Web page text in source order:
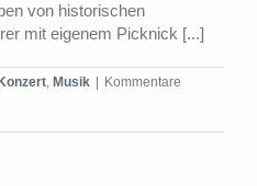
von historischen
mit eigenem Picknick [...]
Konzert, Musik
Kommentare